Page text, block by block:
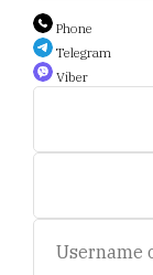
Phone
Telegram
Viber